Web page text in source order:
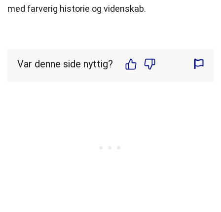
med farverig historie og videnskab.
Var denne side nyttig?